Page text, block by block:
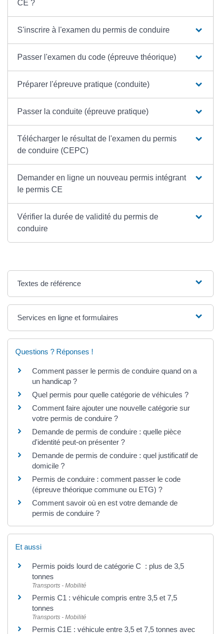
CE ?
S'inscrire à l'examen du permis de conduire
Passer l'examen du code (épreuve théorique)
Préparer l'épreuve pratique (conduite)
Passer la conduite (épreuve pratique)
Télécharger le résultat de l'examen du permis
de conduire (CEPC)
Demander en ligne un nouveau permis intégrant
le permis CE
Vérifier la durée de validité du permis de
conduire
Textes de référence
Services en ligne et formulaires
Questions ? Réponses !
Comment passer le permis de conduire quand on a
un handicap ?
Quel permis pour quelle catégorie de véhicules ?
Comment faire ajouter une nouvelle catégorie sur
votre permis de conduire ?
Demande de permis de conduire : quelle pièce
d'identité peut-on présenter ?
Demande de permis de conduire : quel justificatif de
domicile ?
Permis de conduire : comment passer le code
(épreuve théorique commune ou ETG) ?
Comment savoir où en est votre demande de
permis de conduire ?
Et aussi
Permis poids lourd de catégorie C : plus de 3,5
tonnes
Transports - Mobilité
Permis C1 : véhicule compris entre 3,5 et 7,5
tonnes
Transports - Mobilité
Permis C1E : véhicule entre 3,5 et 7,5 tonnes avec